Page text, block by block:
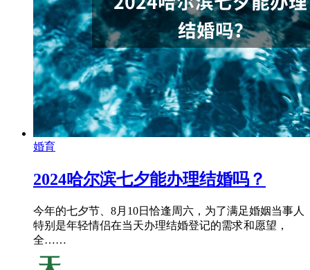
婚育
2024哈尔滨七夕能办理结婚吗？
今年的七夕节、8月10日恰逢周六，为了满足婚姻当事人
特别是年轻情侣在当天办理结婚登记的需求和愿望，
全……